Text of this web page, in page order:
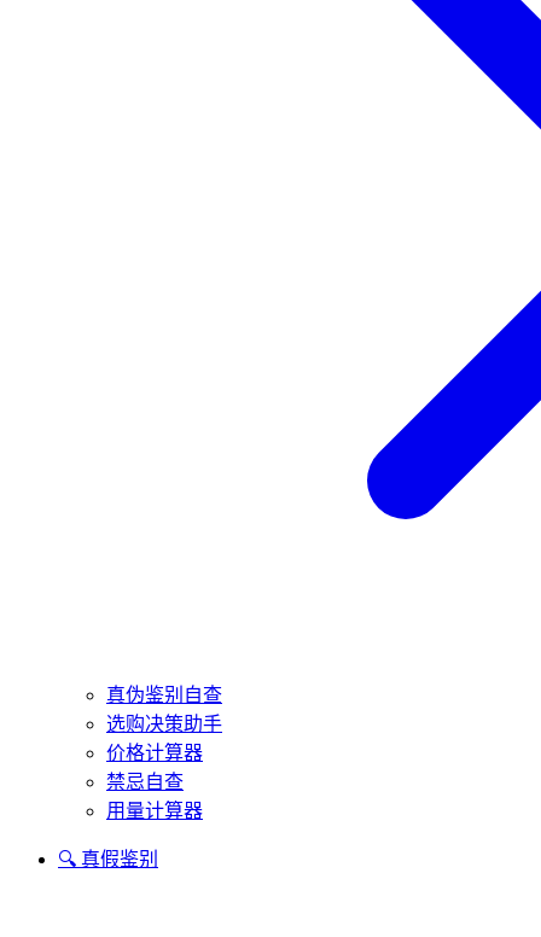
真伪鉴别自查
选购决策助手
价格计算器
禁忌自查
用量计算器
🔍 真假鉴别